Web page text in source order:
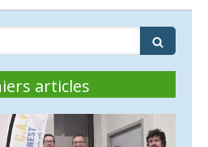
articles